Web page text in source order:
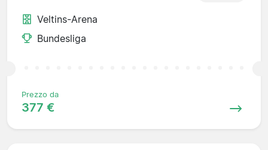
Veltins-Arena
Bundesliga
Prezzo da
377 €